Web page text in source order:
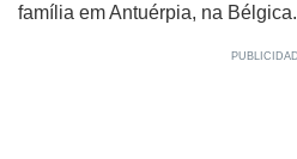
família em Antuérpia, na Bélgica.